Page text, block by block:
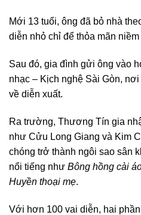
Mới 13 tuổi, ông đã bỏ nhà
diễn nhỏ chỉ để thỏa mãn
Sau đó, gia đình gửi ông vào
nhạc – Kịch nghệ Sài Gòn,
về diễn xuất.
Ra trường, Thương Tín gia
như Cửu Long Giang và Kim
chóng trở thành ngôi sao sân
nổi tiếng như Bông hồng cài
Huyền thoại mẹ.
Với hơn 100 vai diễn, hai